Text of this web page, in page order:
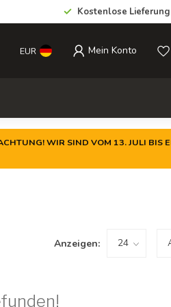
Kostenlose Lieferung
EUR Mein Konto
WIR SIND VOM 13. JULI BIS
Anzeigen: